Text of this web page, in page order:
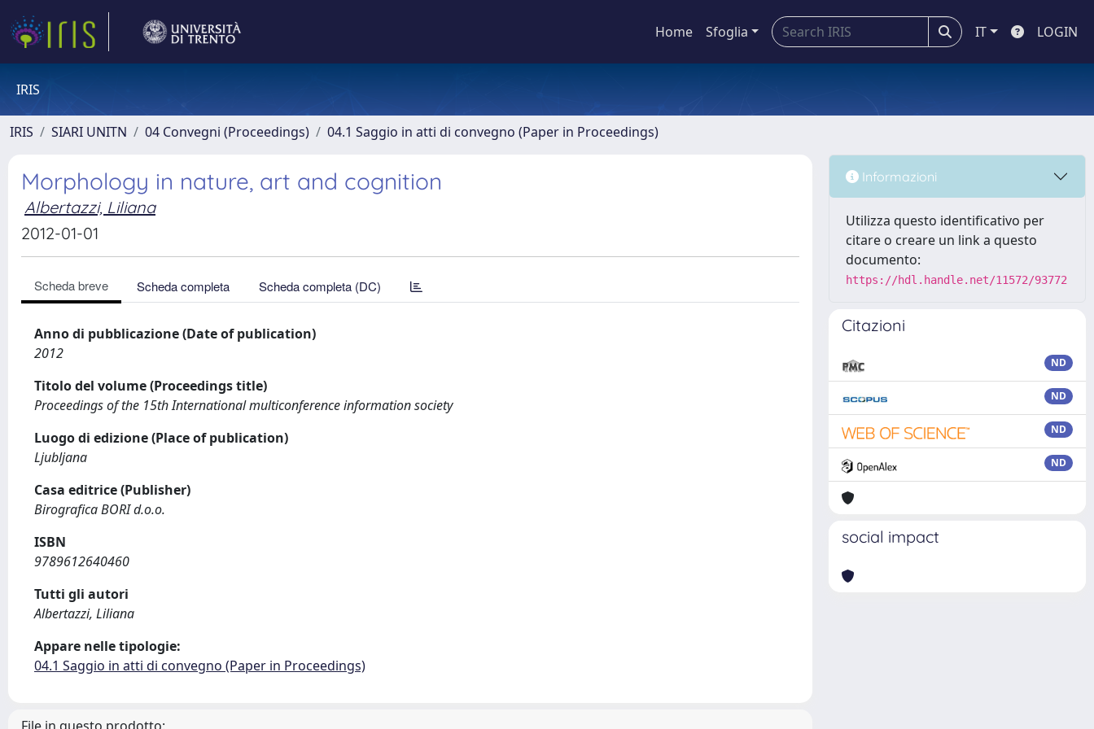
Home Sfoglia IT LOGIN
IRIS
IRIS SIARI UNITN 04 Convegni (Proceedings) 04.1 Saggio in atti di convegno (Paper in Proceedings)
Morphology in nature, art and cognition
Albertazzi, Liliana
2012-01-01
Scheda breve Scheda completa Scheda completa (DC)
Anno di pubblicazione (Date of publication)
2012
Titolo del volume (Proceedings title)
Proceedings of the 15th International multiconference information society
Luogo di edizione (Place of publication)
Ljubljana
Casa editrice (Publisher)
Birografica BORI d.o.o.
ISBN
9789612640460
Tutti gli autori
Albertazzi, Liliana
Appare nelle tipologie:
04.1 Saggio in atti di convegno (Paper in Proceedings)
Informazioni
Utilizza questo identificativo per
citare o creare un link a questo
documento:
https://hdl.handle.net/11572/93772
Citazioni
ND
ND
ND
ND
social impact